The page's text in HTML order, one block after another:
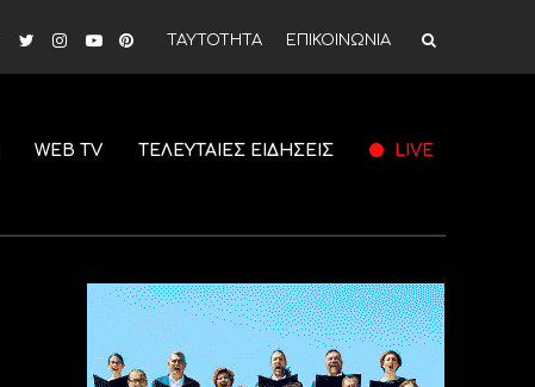
ΤΑΥΤΟΤΗΤΑ ΕΠΙΚΟΙΝΩΝΙΑ
WEB TV ΤΕΛΕΥΤΑΙΕΣ ΕΙΔΗΣΕΙΣ LIVE